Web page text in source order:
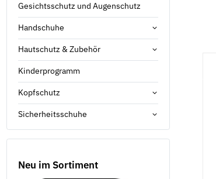
Gesichtsschutz und Augenschutz
Handschuhe
Hautschutz & Zubehör
Kinderprogramm
Kopfschutz
Sicherheitsschuhe
Neu im Sortiment